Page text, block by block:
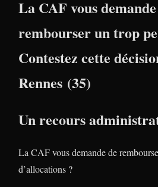
La CAF vous
rembourser un trop
Contestez cette
Rennes (35)
Un recours
La CAF vous demande de
d’allocations ?